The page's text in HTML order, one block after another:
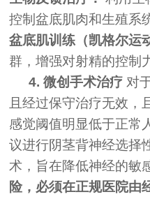
控制盆底肌肉和生殖系
盆底肌训练（凯格尔运
群，增强对射精的控制
4. 微创手术治疗 对
且经过保守治疗无效，
感觉阈值明显低于正常
议进行阴茎背神经选择
术，旨在降低神经的敏
险，必须在正规医院由